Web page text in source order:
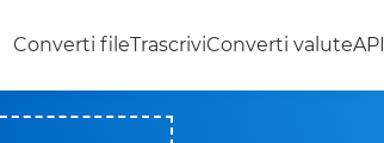
Converti fileTrascriviConverti valuteAPI